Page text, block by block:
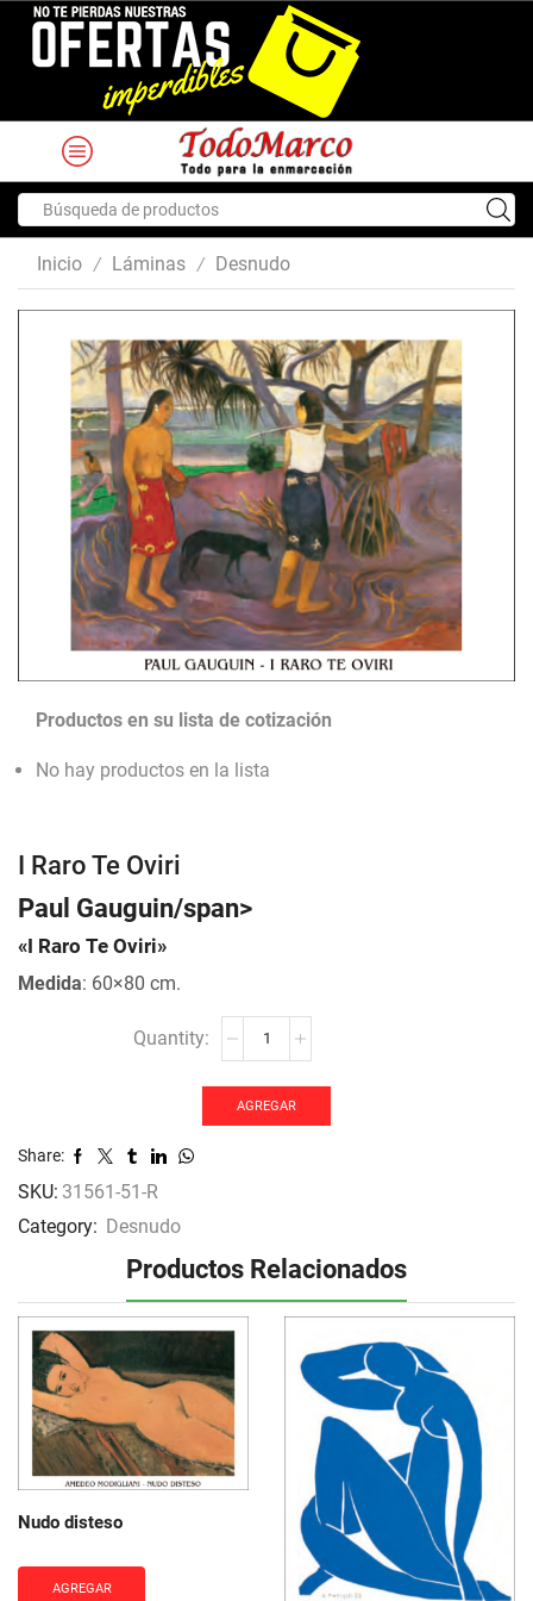
input
Inicio / Láminas / Desnudo
Productos en su lista de cotización
No hay productos en la lista
I Raro Te Oviri
Paul Gauguin/span>
«I Raro Te Oviri»
Medida: 60×80 cm.
Oviri
cantidad
AGREGAR
Share:
SKU: 31561-51-R
Category: Desnudo
Productos Relacionados
Nudo disteso
AGREGAR